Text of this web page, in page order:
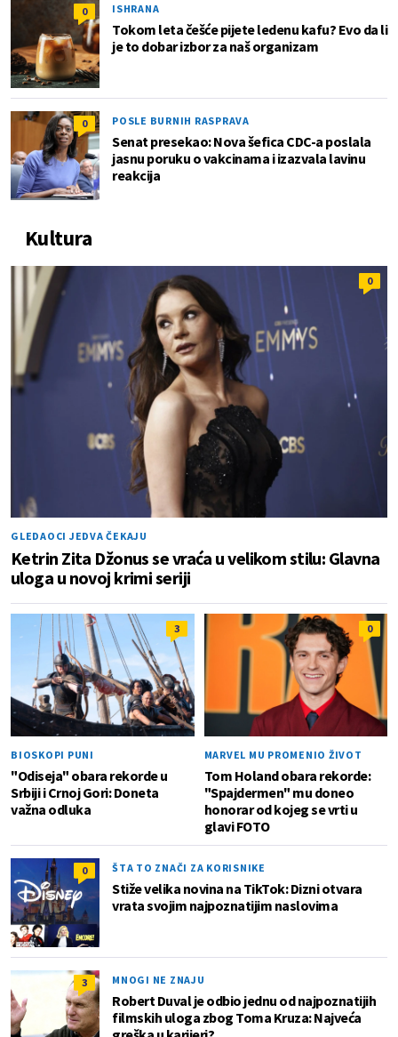
0 ISHRANA
Tokom leta češće pijete ledenu kafu? Evo da li
je to dobar izbor za naš organizam
0 POSLE BURNIH RASPRAVA
Senat presekao: Nova šefica CDC-a poslala
jasnu poruku o vakcinama i izazvala lavinu
reakcija
Kultura
0
GLEDAOCI JEDVA ČEKAJU
Ketrin Zita Džonus se vraća u velikom stilu: Glavna
uloga u novoj krimi seriji
3
BIOSKOPI PUNI
"Odiseja" obara rekorde u
Srbiji i Crnoj Gori: Doneta
važna odluka
0
MARVEL MU PROMENIO ŽIVOT
Tom Holand obara rekorde:
"Spajdermen" mu doneo
honorar od kojeg se vrti u
glavi FOTO
0 ŠTA TO ZNAČI ZA KORISNIKE
Stiže velika novina na TikTok: Dizni otvara
vrata svojim najpoznatijim naslovima
3 MNOGI NE ZNAJU
Robert Duval je odbio jednu od najpoznatijih
filmskih uloga zbog Toma Kruza: Najveća